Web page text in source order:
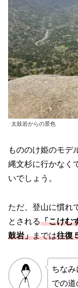
太鼓岩からの景色
もののけ姫のモデ
縄文杉に行かなく
いでしょう。
ただ、登山に慣れ
とされる「こけむ
鼓岩」までは往復
ちなみ
での